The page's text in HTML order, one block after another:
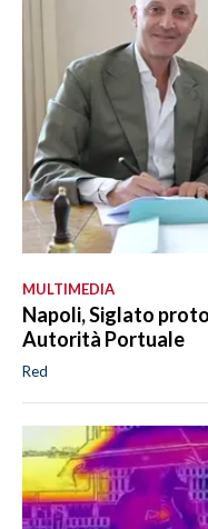
MULTIMEDIA
Napoli, Siglato
Autorità Portuale
Red